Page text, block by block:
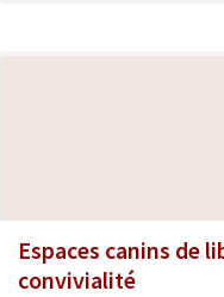
Espaces canins de
convivialité